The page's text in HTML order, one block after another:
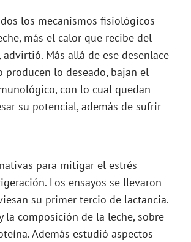
los mecanismos fisiológicos
más el calor que recibe del
Más allá de ese desenlace
producen lo deseado, bajan el
con lo cual quedan
su potencial, además de sufrir
para mitigar el estrés
Los ensayos se llevaron
su primer tercio de lactancia.
composición de la leche, sobre
Además estudió aspectos